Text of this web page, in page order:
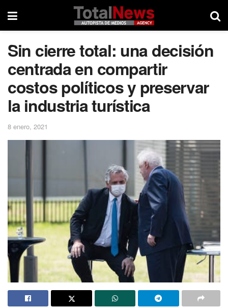
Sin cierre total: una decisión
centrada en compartir
costos políticos y preservar
la industria turística
8 enero, 2021